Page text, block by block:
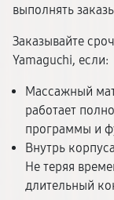
выполнять
Заказывайте
Yamaguchi, если:
Массажный
работает
программы и
Внутрь
Не теряя
длительный